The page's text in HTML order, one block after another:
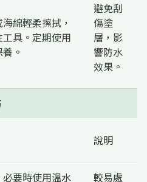
綿輕柔擦拭，
具。定期使用
。
避免刮
傷塗
層，影
響防水
效果。
說明
要時使用溫水
較易處